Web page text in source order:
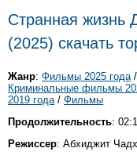
Странная жизнь
(2025) скачать
Жанр:Фильмы 2025 года
Криминальные фильмы
2019 года/Фильмы
Продолжительность:
Режиссер: Абхиджит